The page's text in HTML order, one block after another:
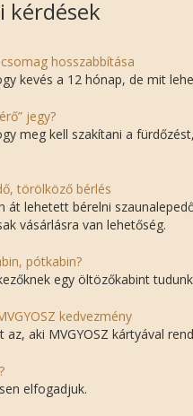
kérdések
hosszabbítása
kevés a 12 hónap, de mit
jegy?
meg kell szakítani a
törölköző bérlés
át lehetett bérelni
vásárlásra van lehetőség.
pótkabin?
egy öltözőkabint
kedvezmény
az, aki MVGYOSZ kártyával
elfogadjuk.